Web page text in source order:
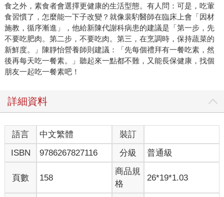
食之外，素食者會選擇更健康的生活型態。有人問：可是，吃葷
食習慣了，怎麼能一下子改變？就像裴馰醫師在臨床上會「因材
施教，循序漸進」，他給新陳代謝科病患的建議是「第一步，先
不要吃肥肉。第二步，不要吃肉。第三，在烹調時，保持蔬菜的
新鮮度。」陳靜怡營養師則建議：「先每個禮拜有一餐吃素，然
後再每天吃一餐素。」聽起來一點都不難，又能長保健康，找個
朋友一起吃一餐素吧！
詳細資料
語言 中文繁體
裝訂
ISBN
9786267827116 分級 普通級
頁數 158
商品規
格
26*19*1.03